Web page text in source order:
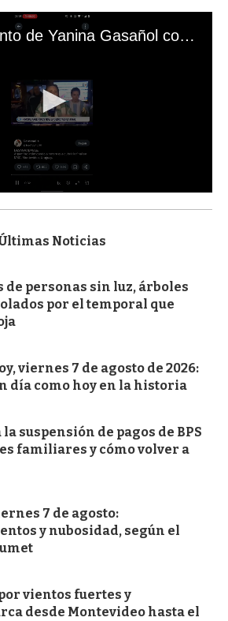
El mal momento de Yanina Gasañol con un hincha argentino en "Subrayado"
Noticias
de personas sin luz, árboles
por el temporal que
viernes 7 de agosto de 2026:
día como hoy en la historia
suspensión de pagos de BPS
familiares y cómo volver a
7 de agosto:
y nubosidad, según el
vientos fuertes y
desde Montevideo hasta el